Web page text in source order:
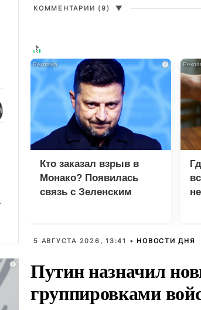
КОММЕНТАРИИ (9) ▼
i
Кто заказал взрыв в
Монако? Появилась
связь с Зеленским
5 АВГУСТА 2026, 13:41 • НОВОСТИ ДНЯ
Путин назначил
группировками